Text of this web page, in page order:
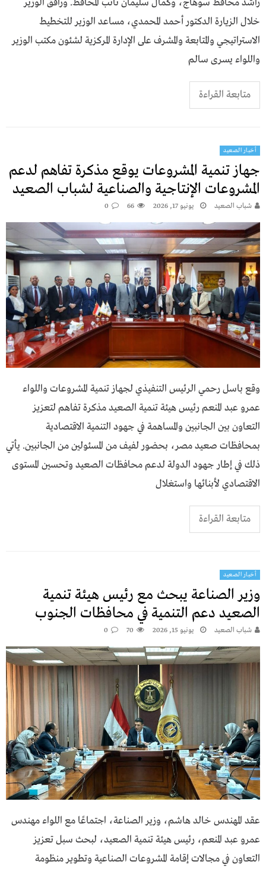
راشد محافظ سوهاج، وكمال سليمان نائب المحافظ. ورافق الوزير
خلال الزيارة الدكتور أحمد المحمدي، مساعد الوزير للتخطيط
الاستراتيجي والمتابعة والمشرف على الإدارة المركزية لشئون مكتب الوزير
واللواء يسرى سالم
متابعة القراءة
أخبار الصعيد
جهاز تنمية المشروعات يوقع مذكرة تفاهم لدعم
المشروعات الإنتاجية والصناعية لشباب الصعيد
شباب الصعيد يونيو 17, 2026 66
0
وقع باسل رحمي الرئيس التنفيذي لجهاز تنمية المشروعات واللواء
عمرو عبد المنعم رئيس هيئة تنمية الصعيد مذكرة تفاهم لتعزيز
التعاون بين الجانبين والمساهمة في جهود التنمية الاقتصادية
بمحافظات صعيد مصر، بحضور لفيف من المسئولين من الجانبين. يأتي
ذلك في إطار جهود الدولة لدعم محافظات الصعيد وتحسين المستوى
الاقتصادي لأبنائها واستغلال
متابعة القراءة
أخبار الصعيد
وزير الصناعة يبحث مع رئيس هيئة تنمية
الصعيد دعم التنمية في محافظات الجنوب
شباب الصعيد يونيو 15, 2026 70
0
عقد المهندس خالد هاشم، وزير الصناعة، اجتماعًا مع اللواء مهندس
عمرو عبد المنعم، رئيس هيئة تنمية الصعيد، لبحث سبل تعزيز
التعاون في مجالات إقامة المشروعات الصناعية وتطوير منظومة